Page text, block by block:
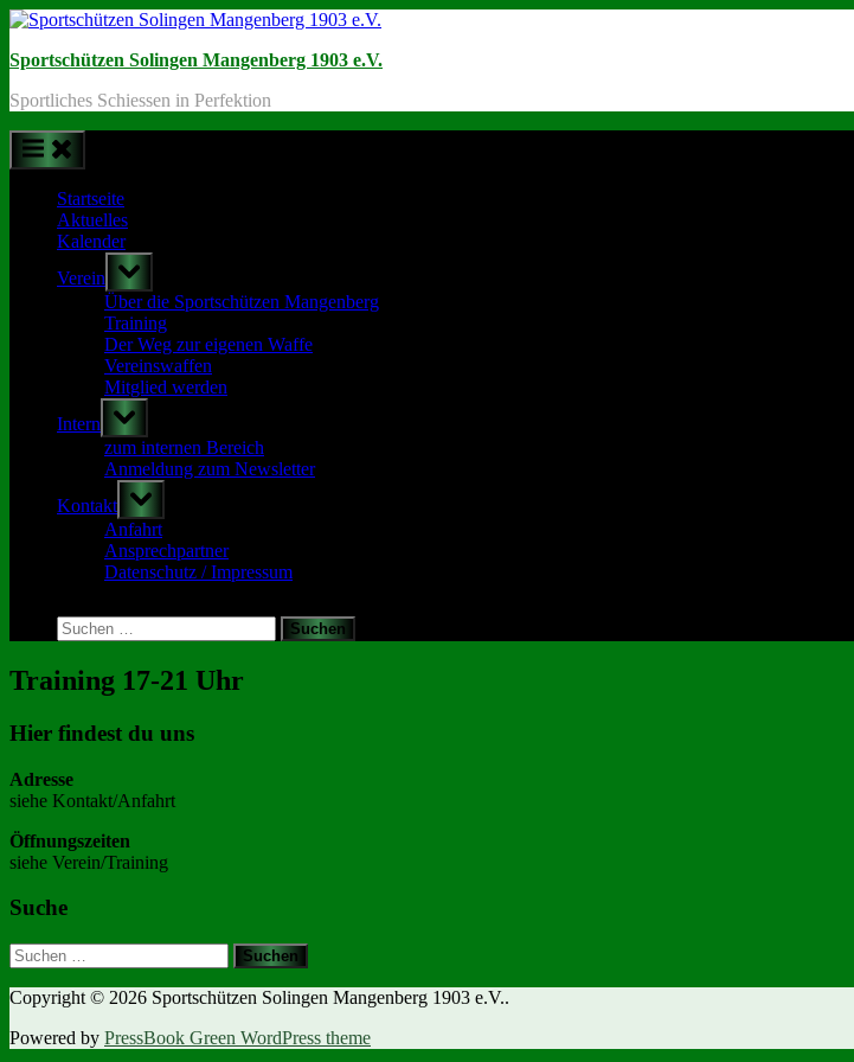
Skip
content
Sportschützen Solingen Mangenberg 1903 e.V.
Sportliches Schiessen in Perfektion
Startseite
Aktuelles
Kalender
Verein
Toggle
sub-
menu
Über die Sportschützen Mangenberg
Training
Der Weg zur eigenen Waffe
Vereinswaffen
Mitglied werden
Intern
Toggle
sub-
menu
zum internen Bereich
Anmeldung zum Newsletter
Kontakt
Toggle
sub-
menu
Anfahrt
Ansprechpartner
Datenschutz / Impressum
search
form
Suchen
nach:
Training 17-21 Uhr
Hier findest du uns
Adresse
siehe Kontakt/Anfahrt
Öffnungszeiten
siehe Verein/Training
Suche
Suchen
nach:
Copyright © 2026 Sportschützen Solingen Mangenberg 1903 e.V..
Powered by PressBook Green WordPress theme